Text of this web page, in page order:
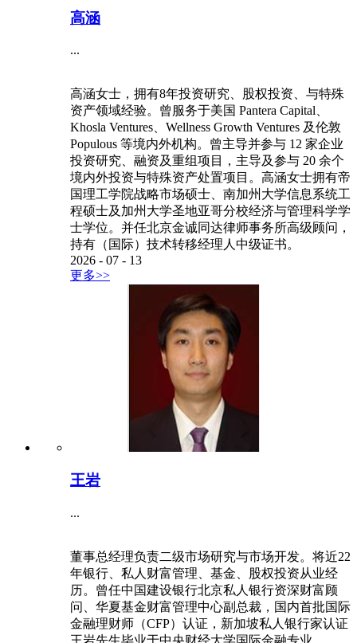
高涵
...
高涵女士，拥有8年投资研究、股权投资、与特殊
资产领域经验。曾服务于美国 Pantera Capital、
Khosla Ventures、Wellness Growth Ventures 及伦敦
Populous 等境内外机构。曾主导并参与 12 家企业
投资研究、融资及重组项目，主导及参与 20 余个
境内外投资与特殊资产处置项目。高涵女士拥有帝
国理工学院战略市场硕士、南加州大学信息系统工
程硕士及加州大学圣地亚哥分校经济与管理科学学
士学位。并任北京金诚同达律师事务所高级顾问，
持有（国际）技术转移经理人中级证书。
2026 - 07 - 13
更多>>
王岩
...
董事总经理负责二级市场研究与市场开发。将近22
年银行、私人财富管理、基金、股权投资从业经
历。曾任中国建设银行北京私人银行资深财富顾
问、华夏基金财富管理中心副总裁，国内首批国际
金融理财师（CFP）认证，新加坡私人银行家认证
王岩先生毕业于中央财经大学国际金融专业